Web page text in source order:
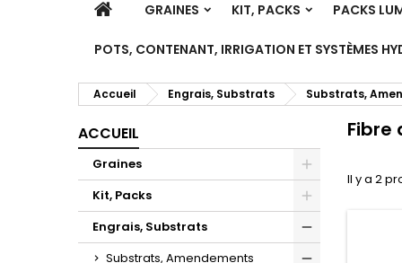
ACCUEILGRAINES KIT, PACKS PACKS
POTS, CONTENANT, IRRIGATION ET SYSTÈMES
Accueil Engrais, Substrats Substrats,
ACCUEIL
Graines
Toggle
Kit, Packs
Engrais, Substrats
Substrats, Amendements
Fibre
Il y a 2